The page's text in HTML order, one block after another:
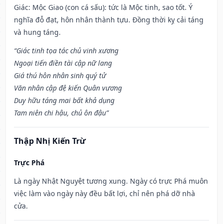
Giác: Mộc Giao (con cá sấu): tức là Mộc tinh, sao tốt. Ý
nghĩa đỗ đạt, hôn nhân thành tựu. Đồng thời kỵ cải táng
và hung táng.
“Giác tinh tọa tác chủ vinh xương
Ngoại tiến điền tài cập nữ lang
Giá thú hôn nhân sinh quý tử
Văn nhân cập đệ kiến Quân vương
Duy hữu táng mai bất khả dụng
Tam niên chi hậu, chủ ôn đậu”
Thập Nhị Kiến Trừ
Trực Phá
Là ngày Nhật Nguyệt tương xung. Ngày có trực Phá muôn
việc làm vào ngày này đều bất lợi, chỉ nên phá dỡ nhà
cửa.